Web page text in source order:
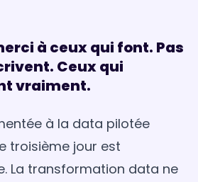
à ceux qui font. Pas
Ceux qui
vraiment.
à la data pilotée
troisième jour est
La transformation data ne